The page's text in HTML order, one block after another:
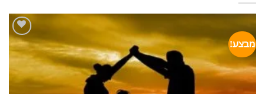
מבצע!
הוסף
לרשימת
המשאלות